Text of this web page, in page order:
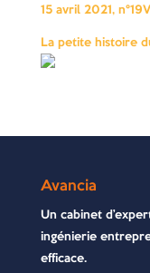
15 avril 2021,
La petite histoire
Avancia
Un cabinet
ingénierie
efficace.